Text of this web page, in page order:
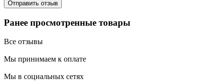
Ранее просмотренные товары
Все отзывы
Мы принимаем к оплате
Мы в социальных сетях